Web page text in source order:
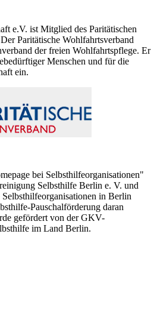
e.V. ist Mitglied des Paritätischen
Paritätische Wohlfahrtsverband
der freien Wohlfahrtspflege. Er
Menschen und für die
ein.
bei Selbsthilfeorganisationen"
Selbsthilfe Berlin e. V. und
in Berlin
Pauschalförderung daran
gefördert von der GKV-
im Land Berlin.